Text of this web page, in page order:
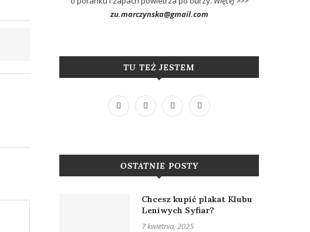
zu.marczynska@gmail.com
TU TEŻ JESTEM
OSTATNIE POSTY
Chcesz kupić plakat Klubu
Leniwych Syfiar?
7 kwietnia, 2025